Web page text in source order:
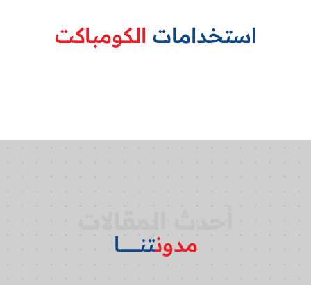
استخدامات الكومباكت
أحدث المقالات
مدونتنـــــــــــــا